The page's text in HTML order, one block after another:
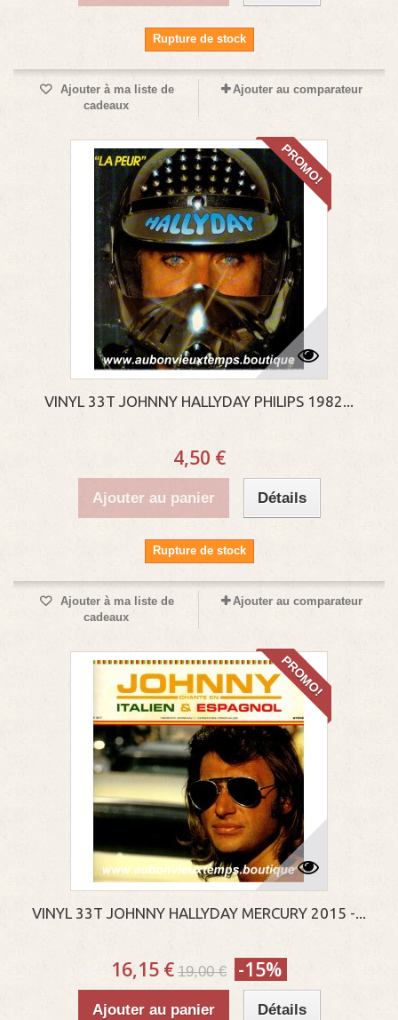
Rupture de stock
Ajouter à ma liste de
cadeaux
Ajouter au comparateur
PROMO!
VINYL 33T JOHNNY HALLYDAY PHILIPS 1982...
4,50 €
Ajouter au panier Détails
Rupture de stock
Ajouter à ma liste de
cadeaux
Ajouter au comparateur
PROMO!
VINYL 33T JOHNNY HALLYDAY MERCURY 2015 -...
16,15 € 19,00 € -15%
Ajouter au panier Détails